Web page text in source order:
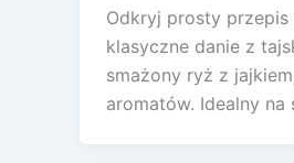
Odkryj prosty przepis
klasyczne danie z
smażony ryż z
aromatów. Idealny na